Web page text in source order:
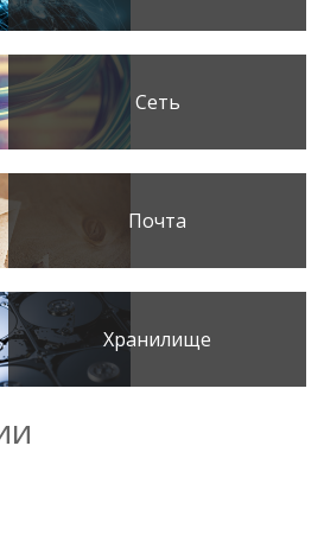
Сеть
Почта
Хранилище